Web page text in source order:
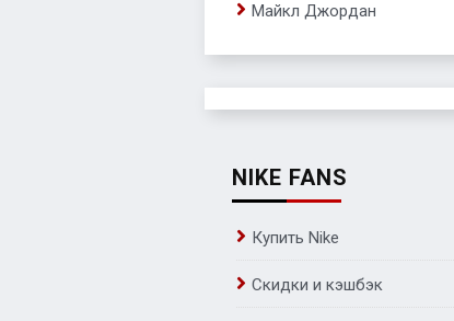
Майкл Джордан
NIKE FANS
Купить Nike
Скидки и кэшбэк